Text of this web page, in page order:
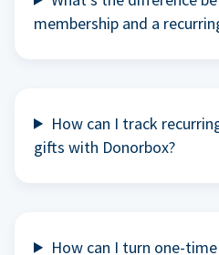
membership and a
How can I track
gifts with Donorbox?
How can I turn one-